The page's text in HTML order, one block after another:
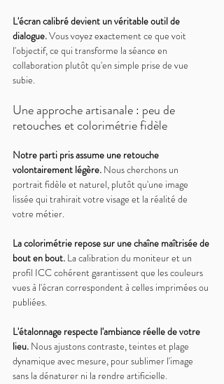
L'écran calibré devient un véritable outil de
dialogue. Vous voyez exactement ce que voit
l'objectif, ce qui transforme la séance en
collaboration plutôt qu'en simple prise de vue
subie.
Une approche artisanale : peu de
retouches et colorimétrie fidèle
Notre parti pris assume une retouche
volontairement légère. Nous cherchons un
portrait fidèle et naturel, plutôt qu'une image
lissée qui trahirait votre visage et la réalité de
votre métier.
La colorimétrie repose sur une chaîne maîtrisée de
bout en bout. La calibration du moniteur et un
profil ICC cohérent garantissent que les couleurs
vues à l'écran correspondent à celles imprimées ou
publiées.
L'étalonnage respecte l'ambiance réelle de votre
lieu. Nous ajustons contraste, teintes et plage
dynamique avec mesure, pour sublimer l'image
sans la dénaturer ni la rendre artificielle.